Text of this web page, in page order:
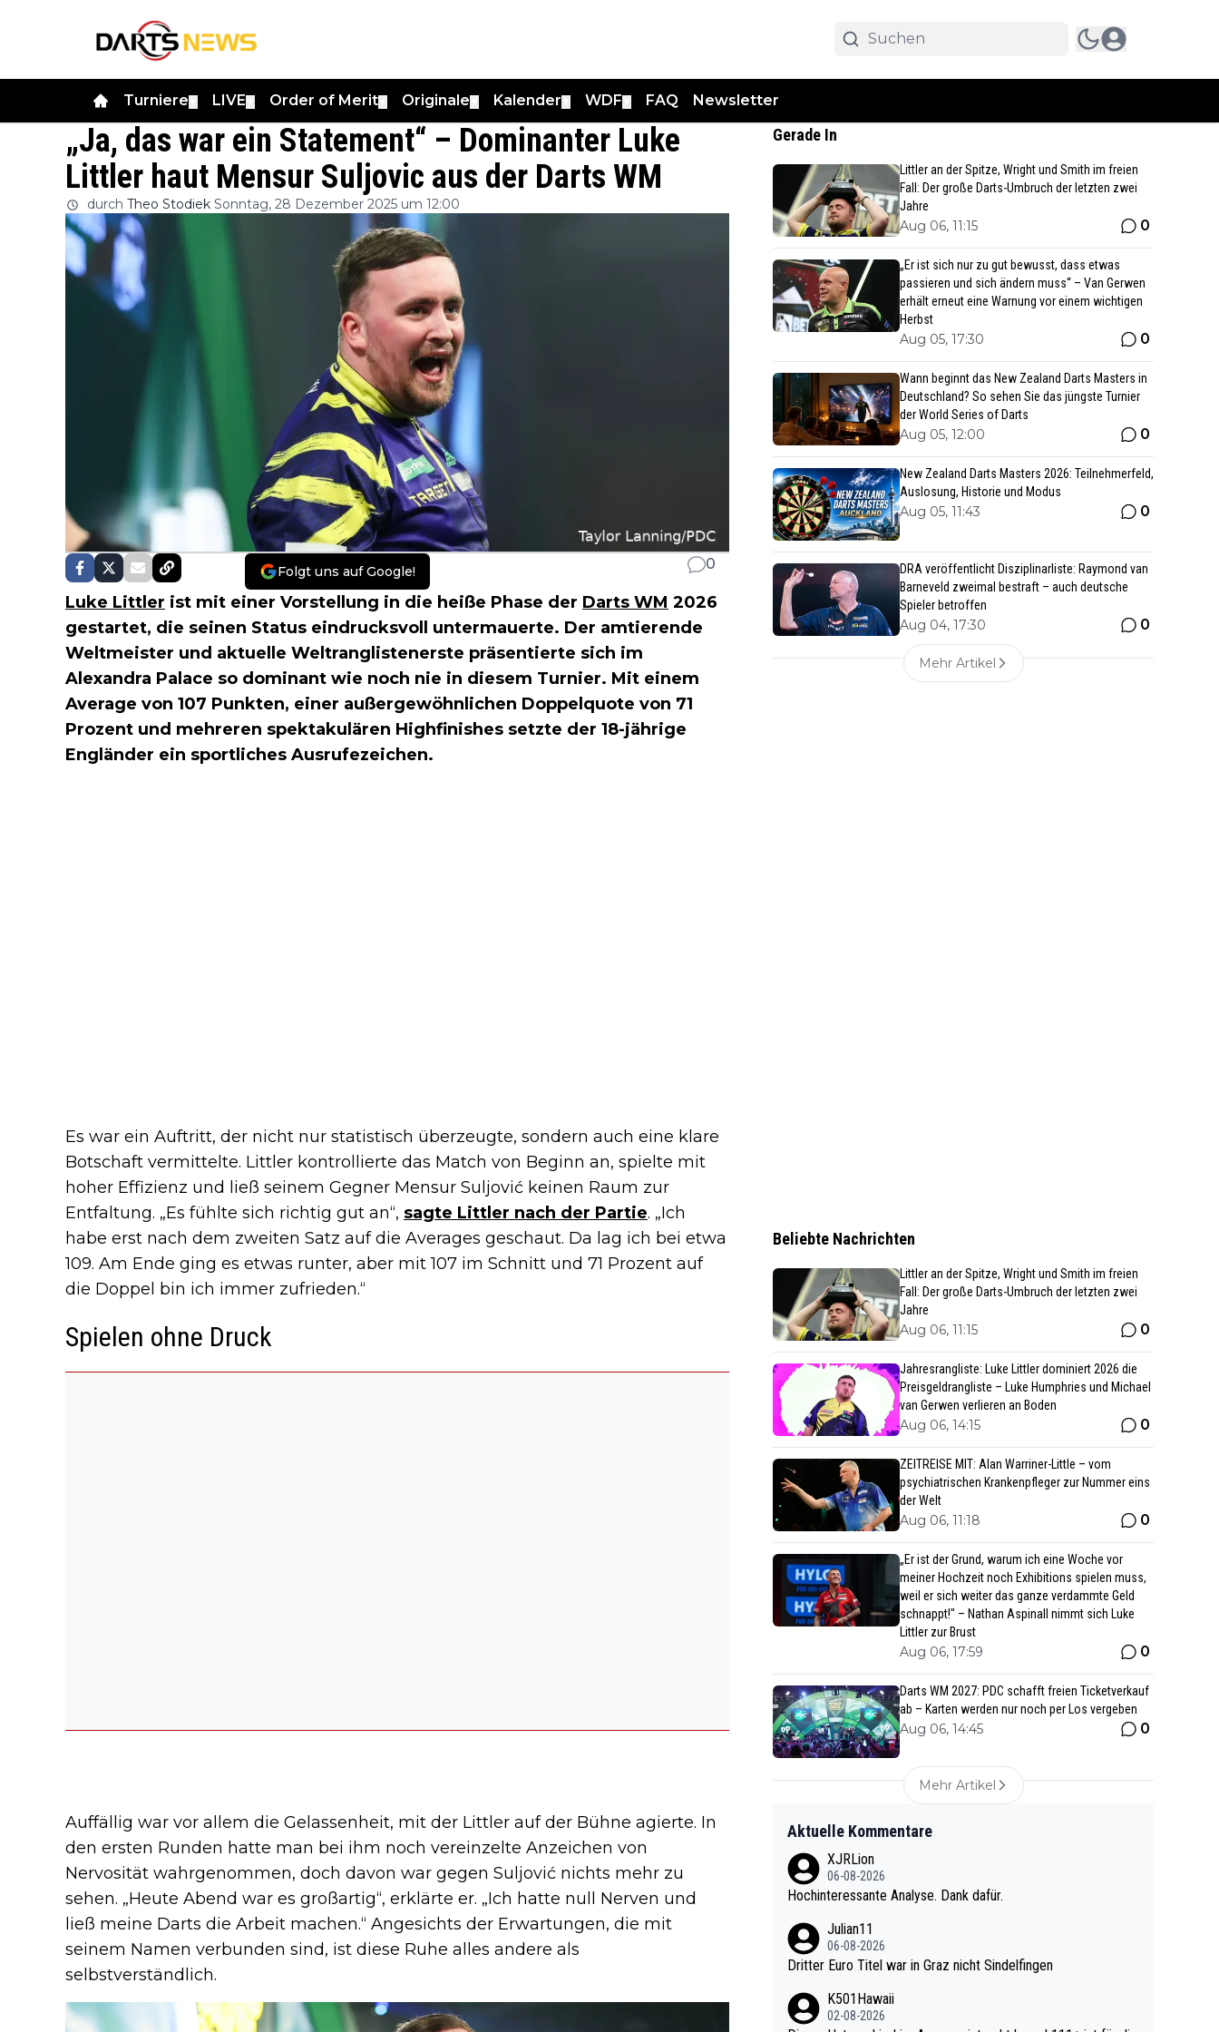
Turniere LIVE Order of Merit Originale Kalender WDF FAQ Newsletter
„Ja, das war ein Statement“ – Dominanter Luke
Littler haut Mensur Suljovic aus der Darts WM
durch Theo Stodiek Sonntag, 28 Dezember 2025 um 12:00
Folgt uns auf Google! 0
Luke Littler ist mit einer Vorstellung in die heiße Phase der Darts WM 2026
gestartet, die seinen Status eindrucksvoll untermauerte. Der amtierende
Weltmeister und aktuelle Weltranglistenerste präsentierte sich im
Alexandra Palace so dominant wie noch nie in diesem Turnier. Mit einem
Average von 107 Punkten, einer außergewöhnlichen Doppelquote von 71
Prozent und mehreren spektakulären Highfinishes setzte der 18-jährige
Engländer ein sportliches Ausrufezeichen.
Es war ein Auftritt, der nicht nur statistisch überzeugte, sondern auch eine klare
Botschaft vermittelte. Littler kontrollierte das Match von Beginn an, spielte mit
hoher Effizienz und ließ seinem Gegner Mensur Suljović keinen Raum zur
Entfaltung. „Es fühlte sich richtig gut an“, sagte Littler nach der Partie. „Ich
habe erst nach dem zweiten Satz auf die Averages geschaut. Da lag ich bei etwa
109. Am Ende ging es etwas runter, aber mit 107 im Schnitt und 71 Prozent auf
die Doppel bin ich immer zufrieden.“
Spielen ohne Druck
Auffällig war vor allem die Gelassenheit, mit der Littler auf der Bühne agierte. In
den ersten Runden hatte man bei ihm noch vereinzelte Anzeichen von
Nervosität wahrgenommen, doch davon war gegen Suljović nichts mehr zu
sehen. „Heute Abend war es großartig“, erklärte er. „Ich hatte null Nerven und
ließ meine Darts die Arbeit machen.“ Angesichts der Erwartungen, die mit
seinem Namen verbunden sind, ist diese Ruhe alles andere als
selbstverständlich.
Gerade In
Littler an der Spitze, Wright und Smith im freien
Fall: Der große Darts-Umbruch der letzten zwei
Jahre
Aug 06, 11:15 0
„Er ist sich nur zu gut bewusst, dass etwas
passieren und sich ändern muss“ – Van Gerwen
erhält erneut eine Warnung vor einem wichtigen
Herbst
Aug 05, 17:30 0
Wann beginnt das New Zealand Darts Masters in
Deutschland? So sehen Sie das jüngste Turnier
der World Series of Darts
Aug 05, 12:00 0
New Zealand Darts Masters 2026: Teilnehmerfeld,
Auslosung, Historie und Modus
Aug 05, 11:43 0
DRA veröffentlicht Disziplinarliste: Raymond van
Barneveld zweimal bestraft – auch deutsche
Spieler betroffen
Aug 04, 17:30 0
Mehr Artikel
Beliebte Nachrichten
Littler an der Spitze, Wright und Smith im freien
Fall: Der große Darts-Umbruch der letzten zwei
Jahre
Aug 06, 11:15 0
Jahresrangliste: Luke Littler dominiert 2026 die
Preisgeldrangliste – Luke Humphries und Michael
van Gerwen verlieren an Boden
Aug 06, 14:15 0
ZEITREISE MIT: Alan Warriner-Little – vom
psychiatrischen Krankenpfleger zur Nummer eins
der Welt
Aug 06, 11:18 0
„Er ist der Grund, warum ich eine Woche vor
meiner Hochzeit noch Exhibitions spielen muss,
weil er sich weiter das ganze verdammte Geld
schnappt!" – Nathan Aspinall nimmt sich Luke
Littler zur Brust
Aug 06, 17:59 0
Darts WM 2027: PDC schafft freien Ticketverkauf
ab – Karten werden nur noch per Los vergeben
Aug 06, 14:45 0
Mehr Artikel
Aktuelle Kommentare
XJRLion
06-08-2026
Hochinteressante Analyse. Dank dafür.
Julian11
06-08-2026
Dritter Euro Titel war in Graz nicht Sindelfingen
K501Hawaii
02-08-2026